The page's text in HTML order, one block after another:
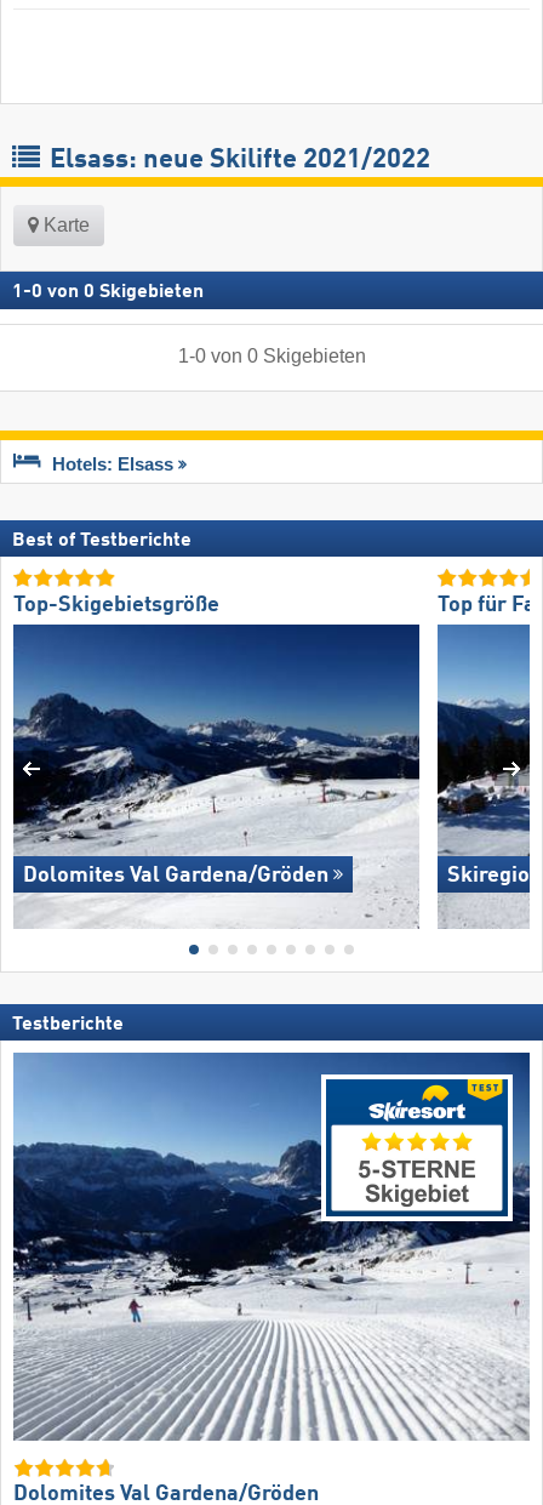
Elsass: neue Skilifte 2021/2022
Karte
1 -0 von 0 Skigebieten
1-0von 0 Skigebieten
Hotels: Elsass
Best of Testberichte
Top-Skigebietsgröße
Dolomites Val Gardena/​Gröden
Top für
Testberichte
Dolomites Val Gardena/​Gröden